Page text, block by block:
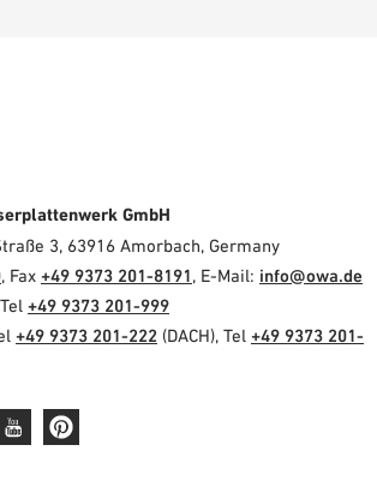
GmbH
3, 63916 Amorbach, Germany
, Fax +49 9373 201-8191, E-Mail: info@owa.de
+49 9373 201-999
+49 9373 201-222 (DACH), Tel +49 9373 201-